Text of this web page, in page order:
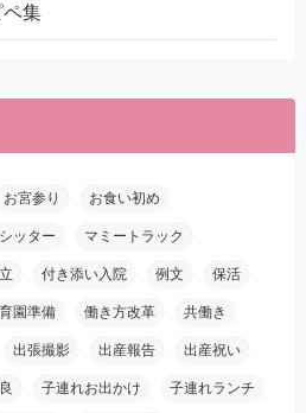
集
お宮参り お食い初め
ッター マミートラック
付き添い入院 例文 保活
園準備 働き方改革 共働き
出張撮影 出産報告 出産祝い
子連れお出かけ 子連れランチ